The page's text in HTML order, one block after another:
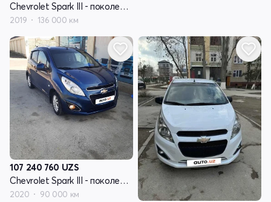
Chevrolet Spark III - поколение
2019 136 000 км
107 240 760 UZS
Chevrolet Spark III - поколение
2020 90 000 км